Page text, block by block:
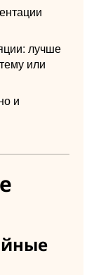
лучше
или
и